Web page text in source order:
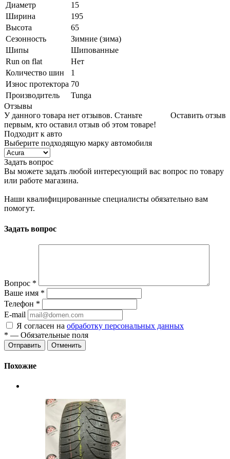
Диаметр
15
Ширина
195
Высота
65
Сезонность
Зимние (зима)
Шипы
Шипованные
Run on flat
Нет
Количество шин
1
Износ протектора 70
Производитель
Tunga
Отзывы
Оставить отзыв
У данного товара нет отзывов. Станьте
первым, кто оставил отзыв об этом товаре!
Подходит к авто
Выберите подходящую марку автомобиля
Задать вопрос
Вы можете задать любой интересующий вас вопрос по товару
или работе магазина.
Наши квалифицированные специалисты обязательно вам
помогут.
Задать вопрос
Вопрос *
Ваше имя *
Телефон *
E-mail
Я согласен на обработку персональных данных
* — Обязательные поля
Отменить
Похожие